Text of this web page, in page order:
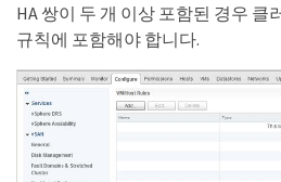
HA 쌍이 두 개 이상 포함된 경우 클
규칙에 포함해야 합니다.